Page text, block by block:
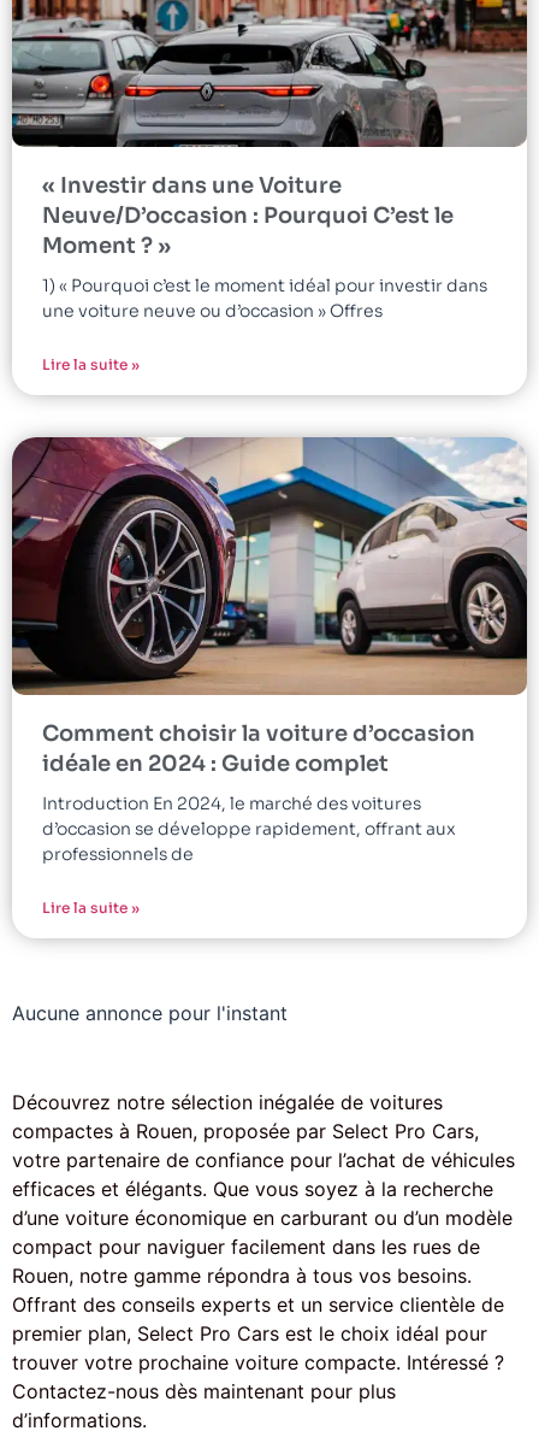
« Investir dans une Voiture
Neuve/D’occasion : Pourquoi C’est le
Moment ? »
1) « Pourquoi c’est le moment idéal pour investir dans
une voiture neuve ou d’occasion » Offres
Lire la suite »
Comment choisir la voiture d’occasion
idéale en 2024 : Guide complet
Introduction En 2024, le marché des voitures
d’occasion se développe rapidement, offrant aux
professionnels de
Lire la suite »
Aucune annonce pour l'instant
Découvrez notre sélection inégalée de voitures
compactes à Rouen, proposée par Select Pro Cars,
votre partenaire de confiance pour l’achat de véhicules
efficaces et élégants. Que vous soyez à la recherche
d’une voiture économique en carburant ou d’un modèle
compact pour naviguer facilement dans les rues de
Rouen, notre gamme répondra à tous vos besoins.
Offrant des conseils experts et un service clientèle de
premier plan, Select Pro Cars est le choix idéal pour
trouver votre prochaine voiture compacte. Intéressé ?
Contactez-nous dès maintenant pour plus
d’informations.